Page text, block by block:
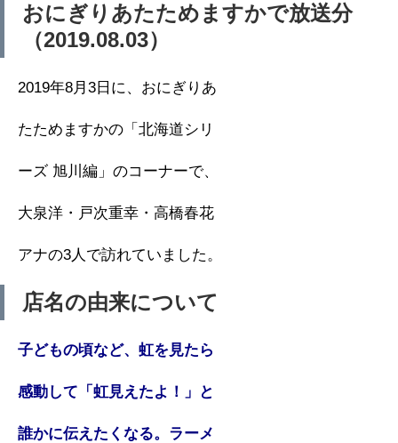
おにぎりあたためますかで放送分
（2019.08.03）
2019年8月3日に、おにぎりあ
たためますかの「北海道シリ
ーズ 旭川編」のコーナーで、
大泉洋・戸次重幸・高橋春花
アナの3人で訪れていました。
店名の由来について
子どもの頃など、虹を見たら
感動して「虹見えたよ！」と
誰かに伝えたくなる。ラーメ